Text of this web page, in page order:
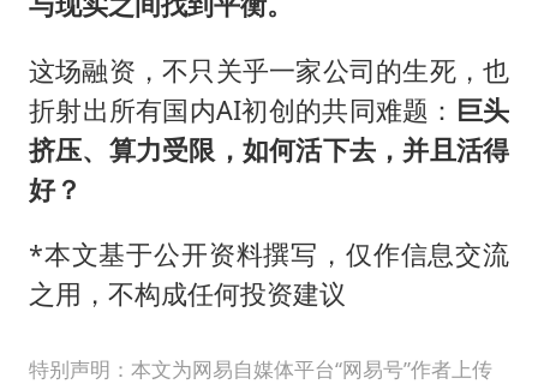
这场融资，不只关乎一家公司的生死，也
折射出所有国内AI初创的共同难题： 巨头
挤压、算力受限，如何活下去，并且活得
好？
*本文基于公开资料撰写，仅作信息交流
之用，不构成任何投资建议
特别声明：本文为网易自媒体平台“网易号”作者上传